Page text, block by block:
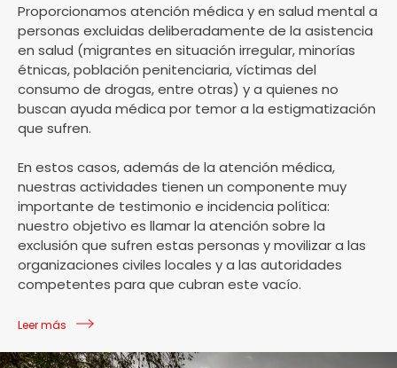
Proporcionamos atención médica y en salud mental a
personas excluidas deliberadamente de la asistencia
en salud (migrantes en situación irregular, minorías
étnicas, población penitenciaria, víctimas del
consumo de drogas, entre otras) y a quienes no
buscan ayuda médica por temor a la estigmatización
que sufren.
En estos casos, además de la atención médica,
nuestras actividades tienen un componente muy
importante de testimonio e incidencia política:
nuestro objetivo es llamar la atención sobre la
exclusión que sufren estas personas y movilizar a las
organizaciones civiles locales y a las autoridades
competentes para que cubran este vacío.
Leer más